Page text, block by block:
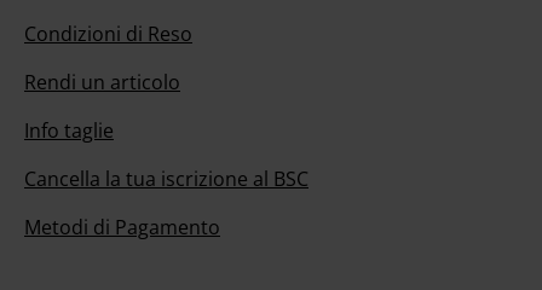
Condizioni di Reso
Rendi un articolo
Info taglie
Cancella la tua iscrizione al BSC
Metodi di Pagamento